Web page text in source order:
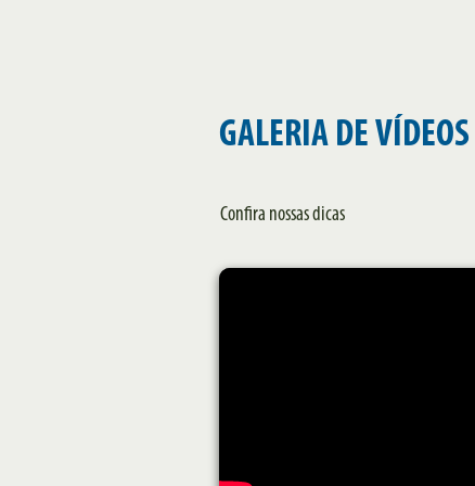
GALERIA DE VÍDEOS
Confira nossas dicas